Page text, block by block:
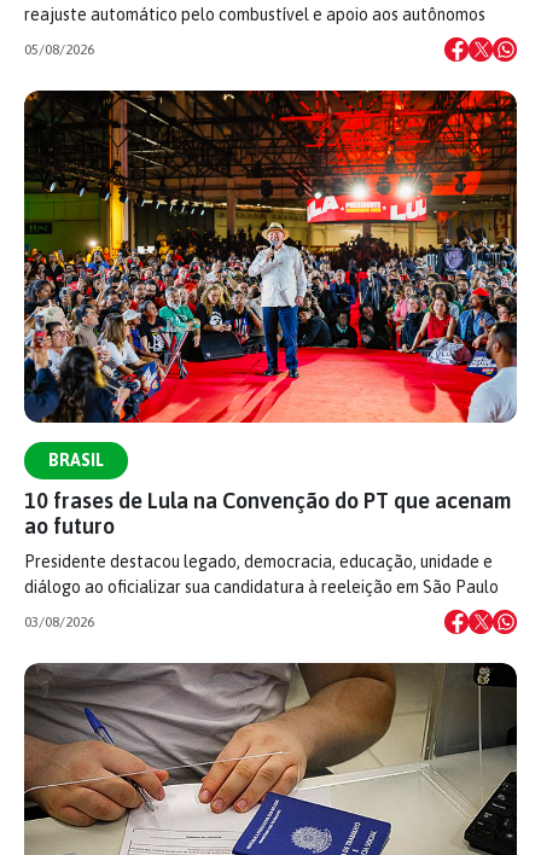
reajuste automático pelo combustível e apoio aos autônomos
05/08/2026
BRASIL
10 frases de Lula na Convenção do PT que acenam
ao futuro
Presidente destacou legado, democracia, educação, unidade e
diálogo ao oficializar sua candidatura à reeleição em São Paulo
03/08/2026